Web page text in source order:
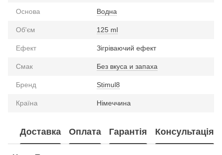
Основа Водна
Об'єм 125 ml
Ефект Зігріваючий ефект
Смак Без вкуса и запаха
Бренд Stimul8
Країна Німеччина
Доставка Оплата Гарантія Консультація